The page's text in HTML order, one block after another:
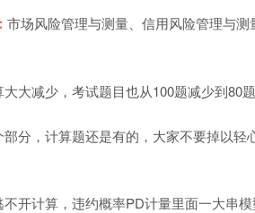
市场风险管理与测量、信用风险管理与
减少，考试题目也从100题减少到80
，计算题还是有的，大家不要掉以轻
计算，违约概率PD计量里面一大串模